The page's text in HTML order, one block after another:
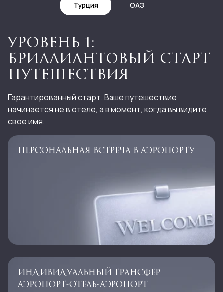
Турция ОАЭ
УРОВЕНЬ 1:
БРИЛЛИАНТОВЫЙ СТАРТ
ПУТЕШЕСТВИЯ
Гарантированный старт. Ваше путешествие
начинается не в отеле, а в момент, когда вы видите
свое имя.
ПЕРСОНАЛЬНАЯ ВСТРЕЧА В АЭРОПОРТУ
ИНДИВИДУАЛЬНЫЙ ТРАНСФЕР
АЭРОПОРТ-ОТЕЛЬ-АЭРОПОРТ